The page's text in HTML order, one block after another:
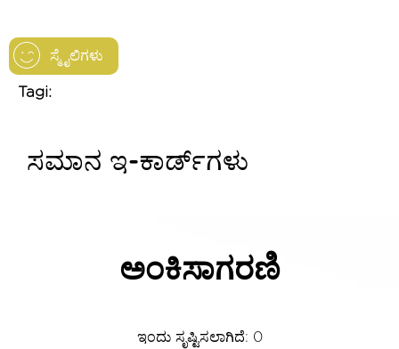
ಸ್ಮೈಲಿಗಳು
Tagi:
ಸಮಾನ ಇ-ಕಾರ್ಡ್‌ಗಳು
ಅಂಕಿಸಾಗರಣಿ
ಇಂದು ಸೃಷ್ಟಿಸಲಾಗಿದೆ: 0